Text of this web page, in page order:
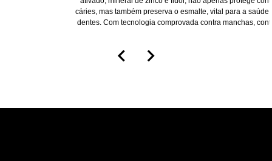
vital para a saúde dos dentes. Com tecnologia
comprovada contra manchas, contém em sua fórmula
uma combinação de partículas que, em conjunto com a
extrínsecas depositadas sobre os dentes, para mantê-los
brancos, limpos e brilhantes.
Nenhuma